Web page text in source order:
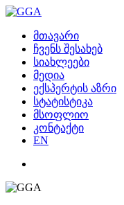
მთავარი
ჩვენს შესახებ
სიახლეები
მედია
ექსპერტის აზრი
სტატისტიკა
მსოფლიო
კონტაქტი
EN